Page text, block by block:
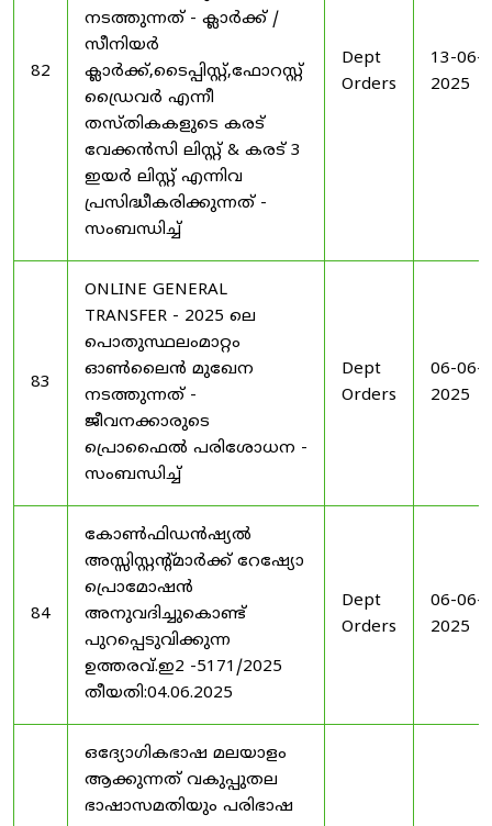
82
നടത്തുന്നത് - ക്ലാർക്ക് /
സീനിയർ
ക്ലാർക്ക്,ടൈപ്പിസ്റ്റ്,ഫോറസ്റ്റ്
ഡ്രൈവർ എന്നീ
തസ്തികകളുടെ കരട്
വേക്കൻസി ലിസ്റ്റ് & കരട് 3
ഇയർ ലിസ്റ്റ് എന്നിവ
പ്രസിദ്ധീകരിക്കുന്നത് -
സംബന്ധിച്ച്
Dept
Orders
13-06-
2025
83
ONLINE GENERAL
TRANSFER - 2025 ലെ
പൊതുസ്ഥലംമാറ്റം
ഓൺലൈൻ മുഖേന
നടത്തുന്നത് -
ജീവനക്കാരുടെ
പ്രൊഫൈൽ പരിശോധന -
സംബന്ധിച്ച്
Dept
Orders
06-06-
2025
84
കോൺഫിഡൻഷ്യൽ
അസ്സിസ്റ്റന്റ്മാർക്ക് റേഷ്യോ
പ്രൊമോഷൻ
അനുവദിച്ചുകൊണ്ട്
പുറപ്പെടുവിക്കുന്ന
ഉത്തരവ്.ഇ2 -5171/2025
തീയതി:04.06.2025
Dept
Orders
06-06-
2025
ഒദ്യോഗികഭാഷ മലയാളം
ആക്കുന്നത് വകുപ്പുതല
ഭാഷാസമതിയും പരിഭാഷ